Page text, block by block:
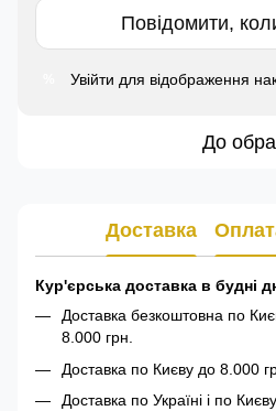
Повідомити,
Увійти для відображення
До
Доставка
Кур'єрська доставка в будні
Доставка безкоштовна по
8.000 грн.
Доставка по Києву до 8.000
Доставка по Україні і по